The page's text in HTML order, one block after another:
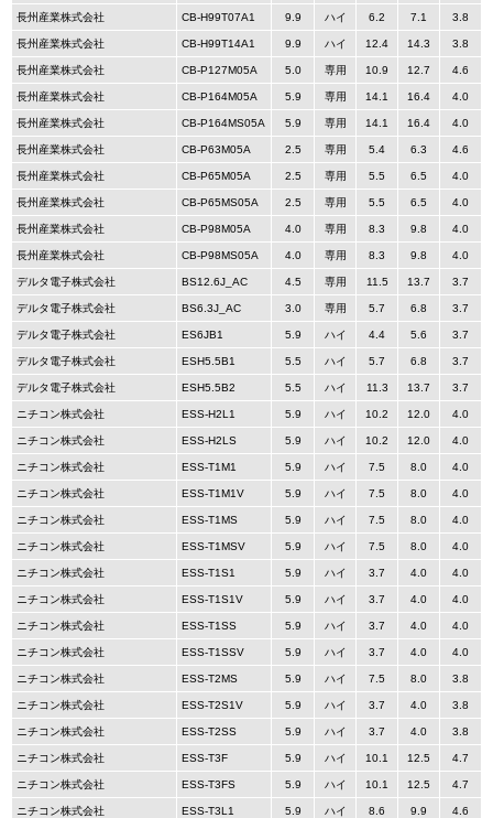
長州産業株式会社 CB-H99T07A1 9.9 ハイ 6.2 7.1 3.8
長州産業株式会社 CB-H99T14A1 9.9 ハイ 12.4 14.3 3.8
長州産業株式会社 CB-P127M05A 5.0 専用 10.9 12.7 4.6
長州産業株式会社 CB-P164M05A 5.9 専用 14.1 16.4 4.0
長州産業株式会社 CB-P164MS05A 5.9 専用 14.1 16.4 4.0
長州産業株式会社 CB-P63M05A 2.5 専用 5.4 6.3 4.6
長州産業株式会社 CB-P65M05A 2.5 専用 5.5 6.5 4.0
長州産業株式会社 CB-P65MS05A 2.5 専用 5.5 6.5 4.0
長州産業株式会社 CB-P98M05A 4.0 専用 8.3 9.8 4.0
長州産業株式会社 CB-P98MS05A 4.0 専用 8.3 9.8 4.0
デルタ電子株式会社 BS12.6J_AC 4.5 専用 11.5 13.7 3.7
デルタ電子株式会社 BS6.3J_AC 3.0 専用 5.7 6.8 3.7
デルタ電子株式会社 ES6JB1 5.9 ハイ 4.4 5.6 3.7
デルタ電子株式会社 ESH5.5B1 5.5 ハイ 5.7 6.8 3.7
デルタ電子株式会社 ESH5.5B2 5.5 ハイ 11.3 13.7 3.7
ニチコン株式会社 ESS-H2L1 5.9 ハイ 10.2 12.0 4.0
ニチコン株式会社 ESS-H2LS 5.9 ハイ 10.2 12.0 4.0
ニチコン株式会社 ESS-T1M1 5.9 ハイ 7.5 8.0 4.0
ニチコン株式会社 ESS-T1M1V 5.9 ハイ 7.5 8.0 4.0
ニチコン株式会社 ESS-T1MS 5.9 ハイ 7.5 8.0 4.0
ニチコン株式会社 ESS-T1MSV 5.9 ハイ 7.5 8.0 4.0
ニチコン株式会社 ESS-T1S1 5.9 ハイ 3.7 4.0 4.0
ニチコン株式会社 ESS-T1S1V 5.9 ハイ 3.7 4.0 4.0
ニチコン株式会社 ESS-T1SS 5.9 ハイ 3.7 4.0 4.0
ニチコン株式会社 ESS-T1SSV 5.9 ハイ 3.7 4.0 4.0
ニチコン株式会社 ESS-T2MS 5.9 ハイ 7.5 8.0 3.8
ニチコン株式会社 ESS-T2S1V 5.9 ハイ 3.7 4.0 3.8
ニチコン株式会社 ESS-T2SS 5.9 ハイ 3.7 4.0 3.8
ニチコン株式会社 ESS-T3F 5.9 ハイ 10.1 12.5 4.7
ニチコン株式会社 ESS-T3FS 5.9 ハイ 10.1 12.5 4.7
ニチコン株式会社 ESS-T3L1 5.9 ハイ 8.6 9.9 4.6